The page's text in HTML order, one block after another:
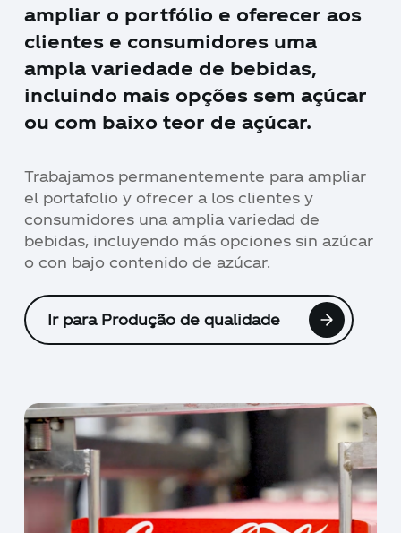
ampliar o portfólio e oferecer aos
clientes e consumidores uma
ampla variedade de bebidas,
incluindo mais opções sem açúcar
ou com baixo teor de açúcar.
Trabajamos permanentemente para ampliar
el portafolio y ofrecer a los clientes y
consumidores una amplia variedad de
bebidas, incluyendo más opciones sin azúcar
o con bajo contenido de azúcar.
Ir para Produção de qualidade